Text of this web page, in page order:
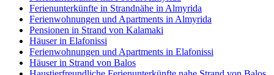
Ferienunterkünfte in Strandnähe in Almyrida
Ferienwohnungen und Apartments in Almyrida
Pensionen in Strand von Kalamaki
Häuser in Elafonissi
Ferienwohnungen und Apartments in Elafonissi
Häuser in Strand von Balos